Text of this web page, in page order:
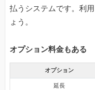
払うシステムです。利
ょう。
オプション料金もある
オプション
延長